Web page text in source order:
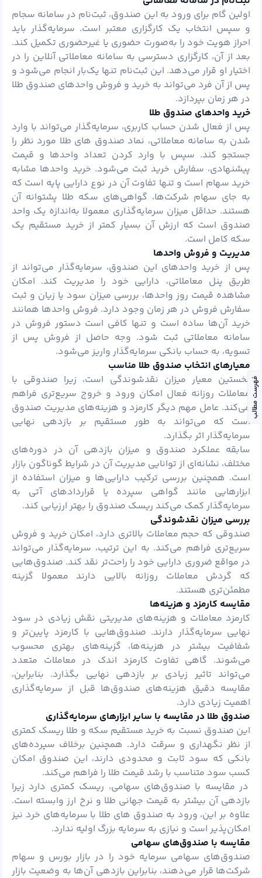
اولین گام برای ورود به این صندوق، ثبت‌نام در سامانه سجام
و سپس انتخاب یک کارگزاری معتبر است. سرمایه‌گذار باید
احراز هویت خود را به‌صورت حضوری یا غیرحضوری تکمیل کند.
بعد از آن، کارگزاری دسترسی به سامانه معاملاتی آنلاین را در
اختیار او قرار می‌دهد. این ثبت‌نام تنها یک‌بار انجام می‌شود و
پس از آن فرد می‌تواند به خرید و فروش واحدهای صندوق طلا
در هر زمان بپردازد.
خرید واحدهای صندوق طلا
پس از فعال شدن حساب کاربری، سرمایه‌گذار می‌تواند با وارد
شدن به سامانه معاملاتی، نماد صندوق های طلا مورد نظر را
جستجو کند. سپس با وارد کردن تعداد واحدها و قیمت
پیشنهادی، سفارش خرید ثبت می‌شود. خرید واحدها مشابه
خرید سهام است و تنها تفاوت آن در نوع دارایی پایه است که
به جای سهام شرکت‌ها، گواهی‌های سکه طلا پشتوانه آن
هستند. حداقل میزان سرمایه‌گذاری معمولا به‌اندازه یک واحد
صندوق است که ارزش آن بسیار کمتر از خرید مستقیم یک
سکه کامل است.
مدیریت و فروش واحدها
پس از خرید واحدهای این صندوق، سرمایه‌گذار می‌تواند از
طریق پنل معاملاتی، دارایی خود را مدیریت کند. امکان
مشاهده قیمت روز واحدها، بررسی میزان سود یا زیان و ثبت
سفارش فروش در هر زمان وجود دارد. فروش واحدها همانند
خرید آن‌ها ساده است و تنها کافی است دستور فروش در
سامانه معاملاتی ثبت شود. وجه حاصل از فروش پس از
تسویه، به حساب بانکی سرمایه‌گذار واریز می‌شود.
معیارهای انتخاب صندوق طلا مناسب
نخستین معیار میزان نقدشوندگی است، زیرا صندوقی با
معاملات روزانه فعال امکان ورود و خروج سریع‌تری فراهم
می‌کند. عامل مهم دیگر کارمزد و هزینه‌های مدیریت صندوق
است که می‌تواند به طور مستقیم بر بازدهی نهایی
سرمایه‌گذار اثر بگذارد.
سابقه عملکرد صندوق و میزان بازدهی آن در دوره‌های
مختلف، نشانه‌ای از توانایی مدیریت آن در شرایط گوناگون بازار
است. همچنین بررسی ترکیب دارایی‌ها و میزان استفاده از
ابزارهایی مانند گواهی سپرده یا قراردادهای آتی به
سرمایه‌گذار کمک می‌کند ریسک صندوق را بهتر ارزیابی کند.
بررسی میزان نقدشوندگی
صندوقی که حجم معاملات بالاتری دارد، امکان خرید و فروش
سریع‌تری فراهم می‌کند. به این ترتیب، سرمایه‌گذار می‌تواند
در مواقع ضروری دارایی خود را راحت‌تر نقد کند. صندوق‌هایی
که گردش معاملات روزانه بالایی دارند معمولا گزینه
مطمئن‌تری هستند.
مقایسه کارمزد و هزینه‌ها
کارمزد معاملات و هزینه‌های مدیریتی نقش زیادی در سود
نهایی سرمایه‌گذار دارند. صندوق‌هایی با کارمزد پایین‌تر و
شفافیت بیشتر در هزینه‌ها، گزینه‌های بهتری محسوب
می‌شوند. گاهی تفاوت کارمزد اندک در معاملات متعدد
می‌تواند تاثیر زیادی بر بازدهی نهایی بگذارد. بنابراین،
مقایسه دقیق هزینه‌های صندوق‌ها قبل از سرمایه‌گذاری
اهمیت زیادی دارد.
صندوق طلا در مقایسه با سایر ابزارهای سرمایه‌گذاری
این صندوق نسبت به خرید مستقیم سکه و طلا ریسک کمتری
از نظر نگهداری و سرقت دارد. همچنین برخلاف سپرده‌های
بانکی که سود ثابت و محدودی دارند، این صندوق امکان
کسب سود متناسب با رشد قیمت طلا را فراهم می‌کند.
در مقایسه با صندوق‌های سهامی، ریسک کمتری دارد زیرا
بازدهی آن بیشتر به قیمت جهانی طلا و نرخ ارز وابسته است.
علاوه بر این، ورود به صندوق های طلا با سرمایه‌های خرد نیز
امکان‌پذیر است و نیازی به سرمایه بزرگ اولیه ندارد.
مقایسه با صندوق‌های سهامی
صندوق‌های سهامی سرمایه خود را در بازار بورس و سهام
شرکت‌ها قرار می‌دهند، بنابراین بازدهی آن‌ها به وضعیت بازار
فهرست مطالب